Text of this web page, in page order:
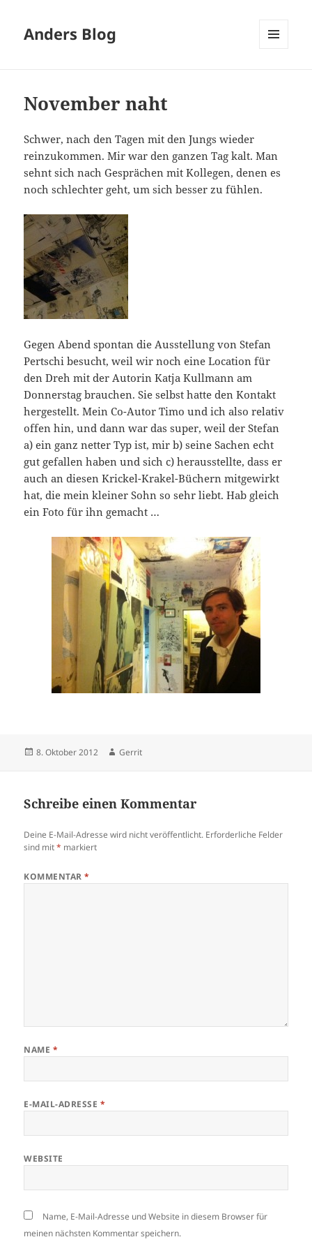
Anders Blog
November naht
Schwer, nach den Tagen mit den Jungs wieder
reinzukommen. Mir war den ganzen Tag kalt. Man
sehnt sich nach Gesprächen mit Kollegen, denen es
noch schlechter geht, um sich besser zu fühlen.
Gegen Abend spontan die Ausstellung von Stefan
Pertschi besucht, weil wir noch eine Location für
den Dreh mit der Autorin Katja Kullmann am
Donnerstag brauchen. Sie selbst hatte den Kontakt
hergestellt. Mein Co-Autor Timo und ich also relativ
offen hin, und dann war das super, weil der Stefan
a) ein ganz netter Typ ist, mir b) seine Sachen echt
gut gefallen haben und sich c) herausstellte, dass er
auch an diesen Krickel-Krakel-Büchern mitgewirkt
hat, die mein kleiner Sohn so sehr liebt. Hab gleich
ein Foto für ihn gemacht …
Veröffentlicht
8. Oktober 2012 Autor
Gerrit
Schreibe einen Kommentar
Deine E-Mail-Adresse wird nicht veröffentlicht. Erforderliche Felder
sind mit* markiert
KOMMENTAR*
NAME *
E-MAIL-ADRESSE *
WEBSITE
Name, E-Mail-Adresse und Website in diesem Browser für
meinen nächsten Kommentar speichern.